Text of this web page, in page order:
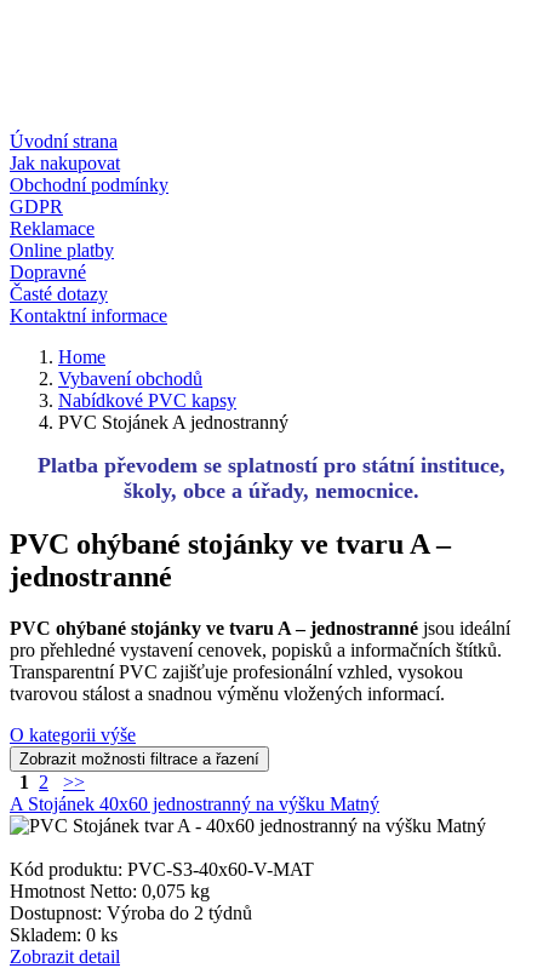
Úvodní strana
Jak nakupovat
Obchodní podmínky
GDPR
Reklamace
Online platby
Dopravné
Časté dotazy
Kontaktní informace
Home
Vybavení obchodů
Nabídkové PVC kapsy
PVC Stojánek A jednostranný
Platba převodem se splatností pro státní instituce,
školy, obce a úřady, nemocnice.
PVC ohýbané stojánky ve tvaru A –
jednostranné
PVC ohýbané stojánky ve tvaru A – jednostranné jsou ideální
pro přehledné vystavení cenovek, popisků a informačních štítků.
Transparentní PVC zajišťuje profesionální vzhled, vysokou
tvarovou stálost a snadnou výměnu vložených informací.
O kategorii výše
1 2
>>
A Stojánek 40x60 jednostranný na výšku Matný
Kód produktu: PVC-S3-40x60-V-MAT
Hmotnost Netto: 0,075 kg
Dostupnost: Výroba do 2 týdnů
Skladem: 0 ks
Zobrazit detail